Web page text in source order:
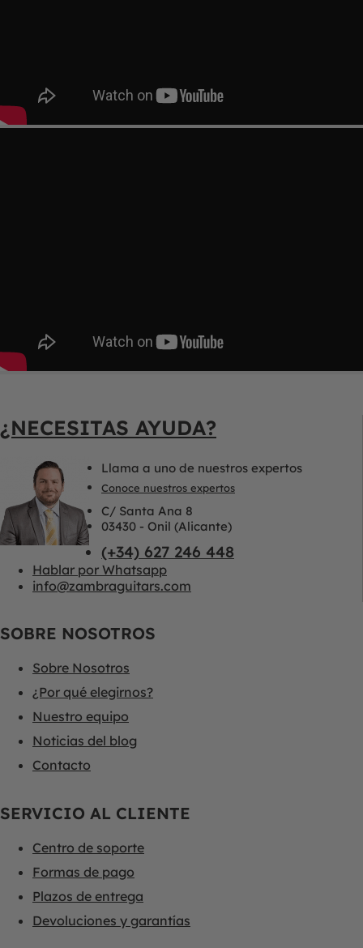
¿NECESITAS AYUDA?
Llama a uno de nuestros expertos
Conoce nuestros expertos
C/ Santa Ana 8
03430 - Onil (Alicante)
(+34) 627 246 448
Hablar por Whatsapp
info@zambraguitars.com
SOBRE NOSOTROS
Sobre Nosotros
¿Por qué elegirnos?
Nuestro equipo
Noticias del blog
Contacto
SERVICIO AL CLIENTE
Centro de soporte
Formas de pago
Plazos de entrega
Devoluciones y garantías